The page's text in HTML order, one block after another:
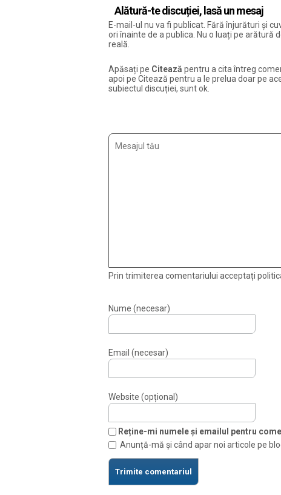
Alătură-te discuției, lasă un mesaj
E-mail-ul nu va fi publicat. Fără înjurături și
ori înainte de a publica. Nu o luați pe arătură
reală.
Apăsați pe Citează pentru a cita întreg
apoi pe Citează pentru a le prelua doar pe
subiectul discuției, sunt ok.
Prin trimiterea comentariului acceptați
Nume (necesar)
Email (necesar)
Website (opțional)
Reține-mi numele și emailul pentru
Anunță-mă și când apar noi articole pe